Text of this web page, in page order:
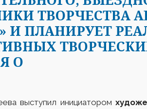
ТВОРЧЕСТВА
И ПЛАНИРУЕТ
О
выступил инициатором